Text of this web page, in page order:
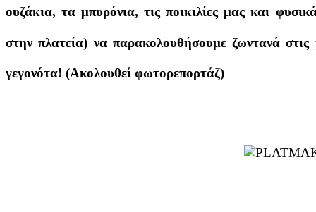
ουζάκια, τα μπυρόνια, τις ποικιλίες μας και
στην πλατεία) να παρακολουθήσουμε ζωντανά
γεγονότα! (Ακολουθεί φωτορεπορτάζ)